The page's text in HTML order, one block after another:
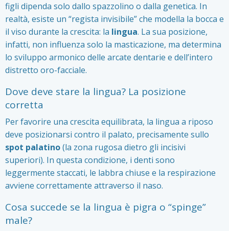
figli dipenda solo dallo spazzolino o dalla genetica. In
realtà, esiste un “regista invisibile” che modella la bocca e
il viso durante la crescita: la lingua. La sua posizione,
infatti, non influenza solo la masticazione, ma determina
lo sviluppo armonico delle arcate dentarie e dell’intero
distretto oro-facciale.
Dove deve stare la lingua? La posizione
corretta
Per favorire una crescita equilibrata, la lingua a riposo
deve posizionarsi contro il palato, precisamente sullo
spot palatino(la zona rugosa dietro gli incisivi
superiori). In questa condizione, i denti sono
leggermente staccati, le labbra chiuse e la respirazione
avviene correttamente attraverso il naso.
Cosa succede se la lingua è pigra o “spinge”
male?